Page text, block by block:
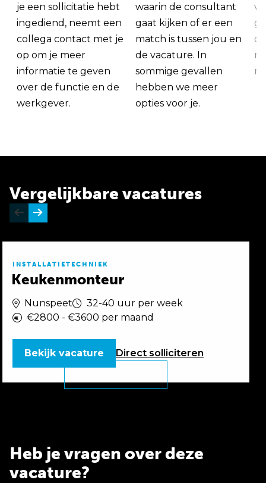
je een sollicitatie hebt
ingediend, neemt een
collega contact met je
op om je meer
informatie te geven
over de functie en de
werkgever.
waarin de consultant
gaat kijken of er een
match is tussen jou en
de vacature. In
sommige gevallen
hebben we meer
opties voor je.
Vergelijkbare vacatures
INSTALLATIETECHNIEK
Keukenmonteur
Nunspeet
32-40 uur per week
€2800 - €3600 per maand
Direct solliciteren
Bekijk vacature
Heb je vragen over deze
vacature?